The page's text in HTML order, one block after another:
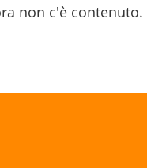
non c'è contenuto.